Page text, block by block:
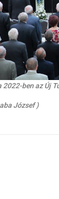
ben az Új
József )